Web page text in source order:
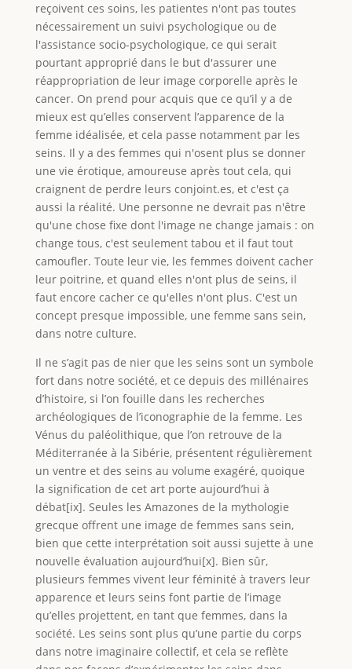
reçoivent ces soins, les patientes n'ont pas toutes
nécessairement un suivi psychologique ou de
l'assistance socio-psychologique, ce qui serait
pourtant approprié dans le but d'assurer une
réappropriation de leur image corporelle après le
cancer. On prend pour acquis que ce qu’il y a de
mieux est qu’elles conservent l’apparence de la
femme idéalisée, et cela passe notamment par les
seins. Il y a des femmes qui n'osent plus se donner
une vie érotique, amoureuse après tout cela, qui
craignent de perdre leurs conjoint.es, et c'est ça
aussi la réalité. Une personne ne devrait pas n'être
qu'une chose fixe dont l'image ne change jamais : on
change tous, c'est seulement tabou et il faut tout
camoufler. Toute leur vie, les femmes doivent cacher
leur poitrine, et quand elles n'ont plus de seins, il
faut encore cacher ce qu'elles n'ont plus. C'est un
concept presque impossible, une femme sans sein,
dans notre culture.
Il ne s’agit pas de nier que les seins sont un symbole
fort dans notre société, et ce depuis des millénaires
d’histoire, si l’on fouille dans les recherches
archéologiques de l’iconographie de la femme. Les
Vénus du paléolithique, que l’on retrouve de la
Méditerranée à la Sibérie, présentent régulièrement
un ventre et des seins au volume exagéré, quoique
la signification de cet art porte aujourd’hui à
débat[ix]. Seules les Amazones de la mythologie
grecque offrent une image de femmes sans sein,
bien que cette interprétation soit aussi sujette à une
nouvelle évaluation aujourd’hui[x]. Bien sûr,
plusieurs femmes vivent leur féminité à travers leur
apparence et leurs seins font partie de l’image
qu’elles projettent, en tant que femmes, dans la
société. Les seins sont plus qu’une partie du corps
dans notre imaginaire collectif, et cela se reflète